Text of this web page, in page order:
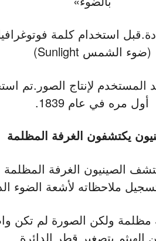
استخدام كلمة
(ضوء الشمس Sunlight)
أول مره في عام 1839.
يكتشفون الغرفة المظلمة
ملاحظاته لأشعة الضوء
ولكن الصورة لم تكن
الهيثم بتصغير قطر الدائرة